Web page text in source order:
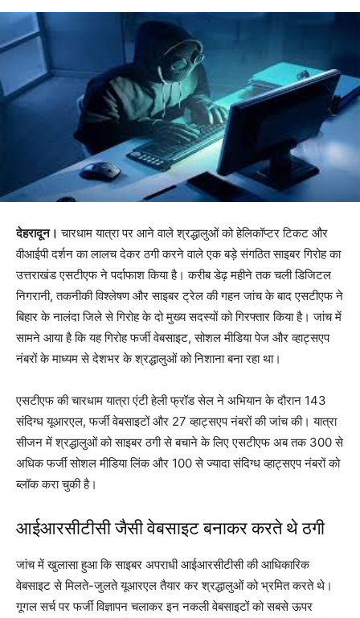
देहरादून। चारधाम यात्रा पर आने वाले श्रद्धालुओं को हेलिकॉप्टर टिकट और
वीआईपी दर्शन का लालच देकर ठगी करने वाले एक बड़े संगठित साइबर गिरोह का
उत्तराखंड एसटीएफ ने पर्दाफाश किया है। करीब डेढ़ महीने तक चली डिजिटल
निगरानी, तकनीकी विश्लेषण और साइबर ट्रेल की गहन जांच के बाद एसटीएफ ने
बिहार के नालंदा जिले से गिरोह के दो मुख्य सदस्यों को गिरफ्तार किया है। जांच में
सामने आया है कि यह गिरोह फर्जी वेबसाइट, सोशल मीडिया पेज और व्हाट्सएप
नंबरों के माध्यम से देशभर के श्रद्धालुओं को निशाना बना रहा था।
एसटीएफ की चारधाम यात्रा एंटी हेली फ्रॉड सेल ने अभियान के दौरान 143
संदिग्ध यूआरएल, फर्जी वेबसाइटों और 27 व्हाट्सएप नंबरों की जांच की। यात्रा
सीजन में श्रद्धालुओं को साइबर ठगी से बचाने के लिए एसटीएफ अब तक 300 से
अधिक फर्जी सोशल मीडिया लिंक और 100 से ज्यादा संदिग्ध व्हाट्सएप नंबरों को
ब्लॉक करा चुकी है।
आईआरसीटीसी जैसी वेबसाइट बनाकर करते थे ठगी
जांच में खुलासा हुआ कि साइबर अपराधी आईआरसीटीसी की आधिकारिक
वेबसाइट से मिलते-जुलते यूआरएल तैयार कर श्रद्धालुओं को भ्रमित करते थे।
गूगल सर्च पर फर्जी विज्ञापन चलाकर इन नकली वेबसाइटों को सबसे ऊपर